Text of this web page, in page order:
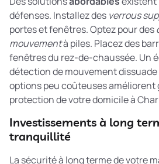
défenses. Installez des verrous
portes et fenêtres. Optez pour des
mouvementà piles. Placez des
fenêtres du rez-de-chaussée. Un
détection de mouvement
options peu coûteuses améliorent
protection de votre domicile à
Investissements à long
tranquillité
La sécurité à long terme de votre